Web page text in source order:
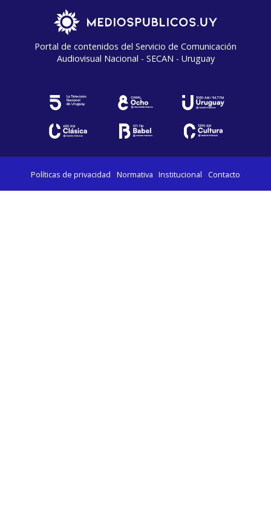
Portal de contenidos del Servicio de Comunicación
Audiovisual Nacional - SECAN - Uruguay
Políticas de privacidad Normativa Institucional Contacto